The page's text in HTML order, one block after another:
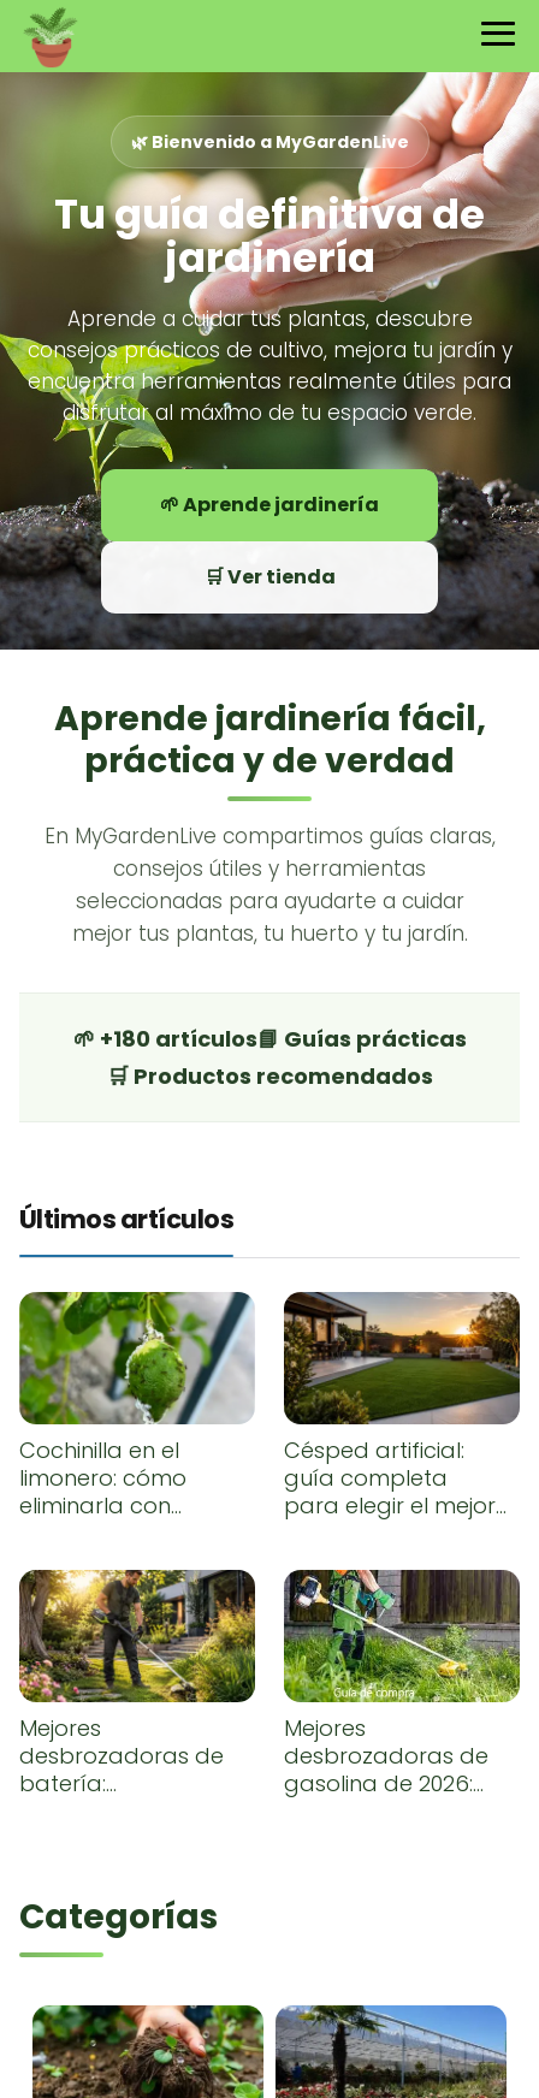
🌿 Bienvenido a MyGardenLive
Tu guía definitiva de
jardinería
Aprende a cuidar tus plantas, descubre
consejos prácticos de cultivo, mejora tu jardín y
encuentra herramientas realmente útiles para
disfrutar al máximo de tu espacio verde.
🌱 Aprende jardinería
🛒 Ver tienda
Aprende jardinería fácil,
práctica y de verdad
En MyGardenLive compartimos guías claras,
consejos útiles y herramientas
seleccionadas para ayudarte a cuidar
mejor tus plantas, tu huerto y tu jardín.
🌱 +180 artículos📘 Guías prácticas
🛒 Productos recomendados
Últimos artículos
Cochinilla en el
limonero: cómo
eliminarla con
Césped artificial:
guía completa
para elegir el mejor,
conseguir un
resultado natural
Mejores
desbrozadoras de
batería:
Mejores
desbrozadoras de
gasolina de 2026:
Categorías